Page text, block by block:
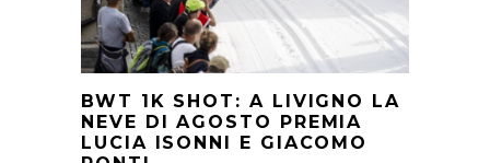
BWT 1K SHOT: A LIVIGNO LA
NEVE DI AGOSTO PREMIA
LUCIA ISONNI E GIACOMO